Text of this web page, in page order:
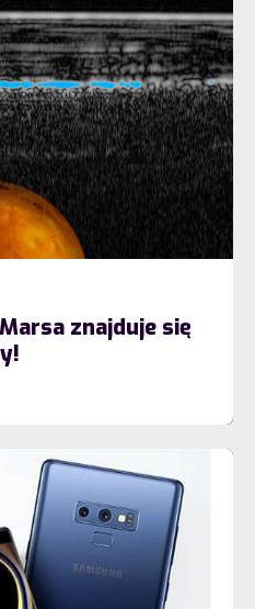
znajduje się